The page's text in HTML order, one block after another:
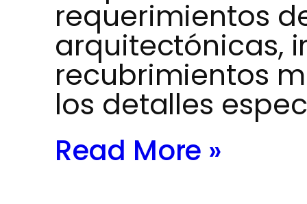
requerimientos
arquitectónicas,
recubrimientos
los detalles
Read More »